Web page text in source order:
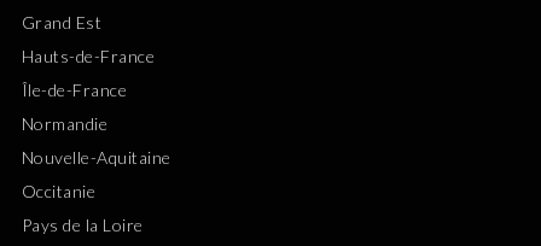
Grand Est
Hauts-de-France
Île-de-France
Normandie
Nouvelle-Aquitaine
Occitanie
Pays de la Loire